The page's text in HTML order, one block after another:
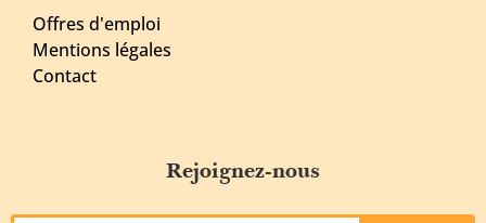
Offres d'emploi
Mentions légales
Contact
Rejoignez-nous